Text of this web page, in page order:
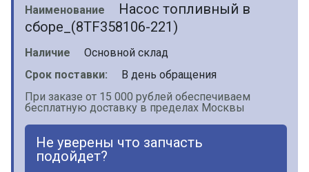
Наименование
Насос топливный в
сборе_(8TF358106-221)
Наличие
Основной склад
Срок поставки:
В день обращения
При заказе от 15 000 рублей обеспечиваем
бесплатную доставку в пределах Москвы
Не уверены что запчасть
подойдет?